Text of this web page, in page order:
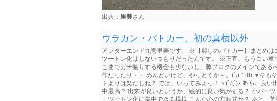
出典： 里美さん
ウラカン・パトカー、初の真横以外
アフターエンド九壱里美です。 ※【麗しのパトカー】まとめ
ツートン化はしないつもりだったんです。 ※正直、もう白い車
こまでガチ撮りする機会も少ないし、弊ブログのメインであ
作だったり・・ めんどいけど、やっとくか～。(´д｀lll) ▼そも
トよりは楽だしね？ では、いってみよっ！ヽ(`Д´)ﾉ あら、良
中最高？ 出来が良いというか、絵的に良い気がする？ 小パー
＝ツートン化に集中できる模様 こんな心の方程式か？ あと、